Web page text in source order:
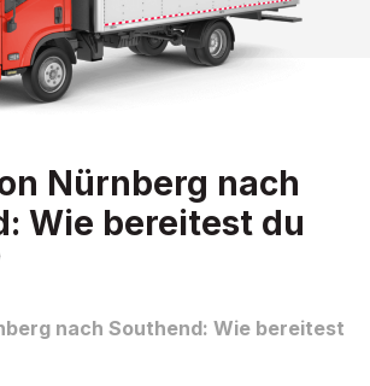
Nürnberg nach
Wie bereitest du
nach Southend: Wie bereitest